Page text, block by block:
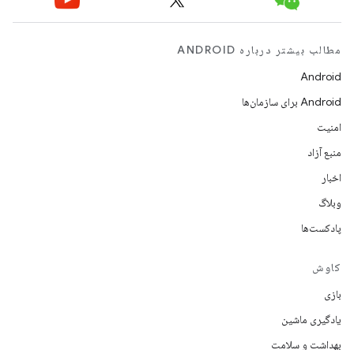
مطالب بیشتر درباره ANDROID
Android
Android برای سازمان‌ها
امنیت
منبع آزاد
اخبار
وبلاگ
پادکست‌ها
کاوش
بازی
یادگیری ماشین
بهداشت و سلامت